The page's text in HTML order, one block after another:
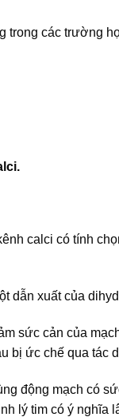
trong các trường
calci có tính
dẫn xuất của
sức cản của
bị ức chế qua tác
động mạch có
lý tim có ý nghĩa